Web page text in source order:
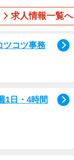
は、球団や大学の応
求人情報一覧へ
ツコツ事務
1日・4時間